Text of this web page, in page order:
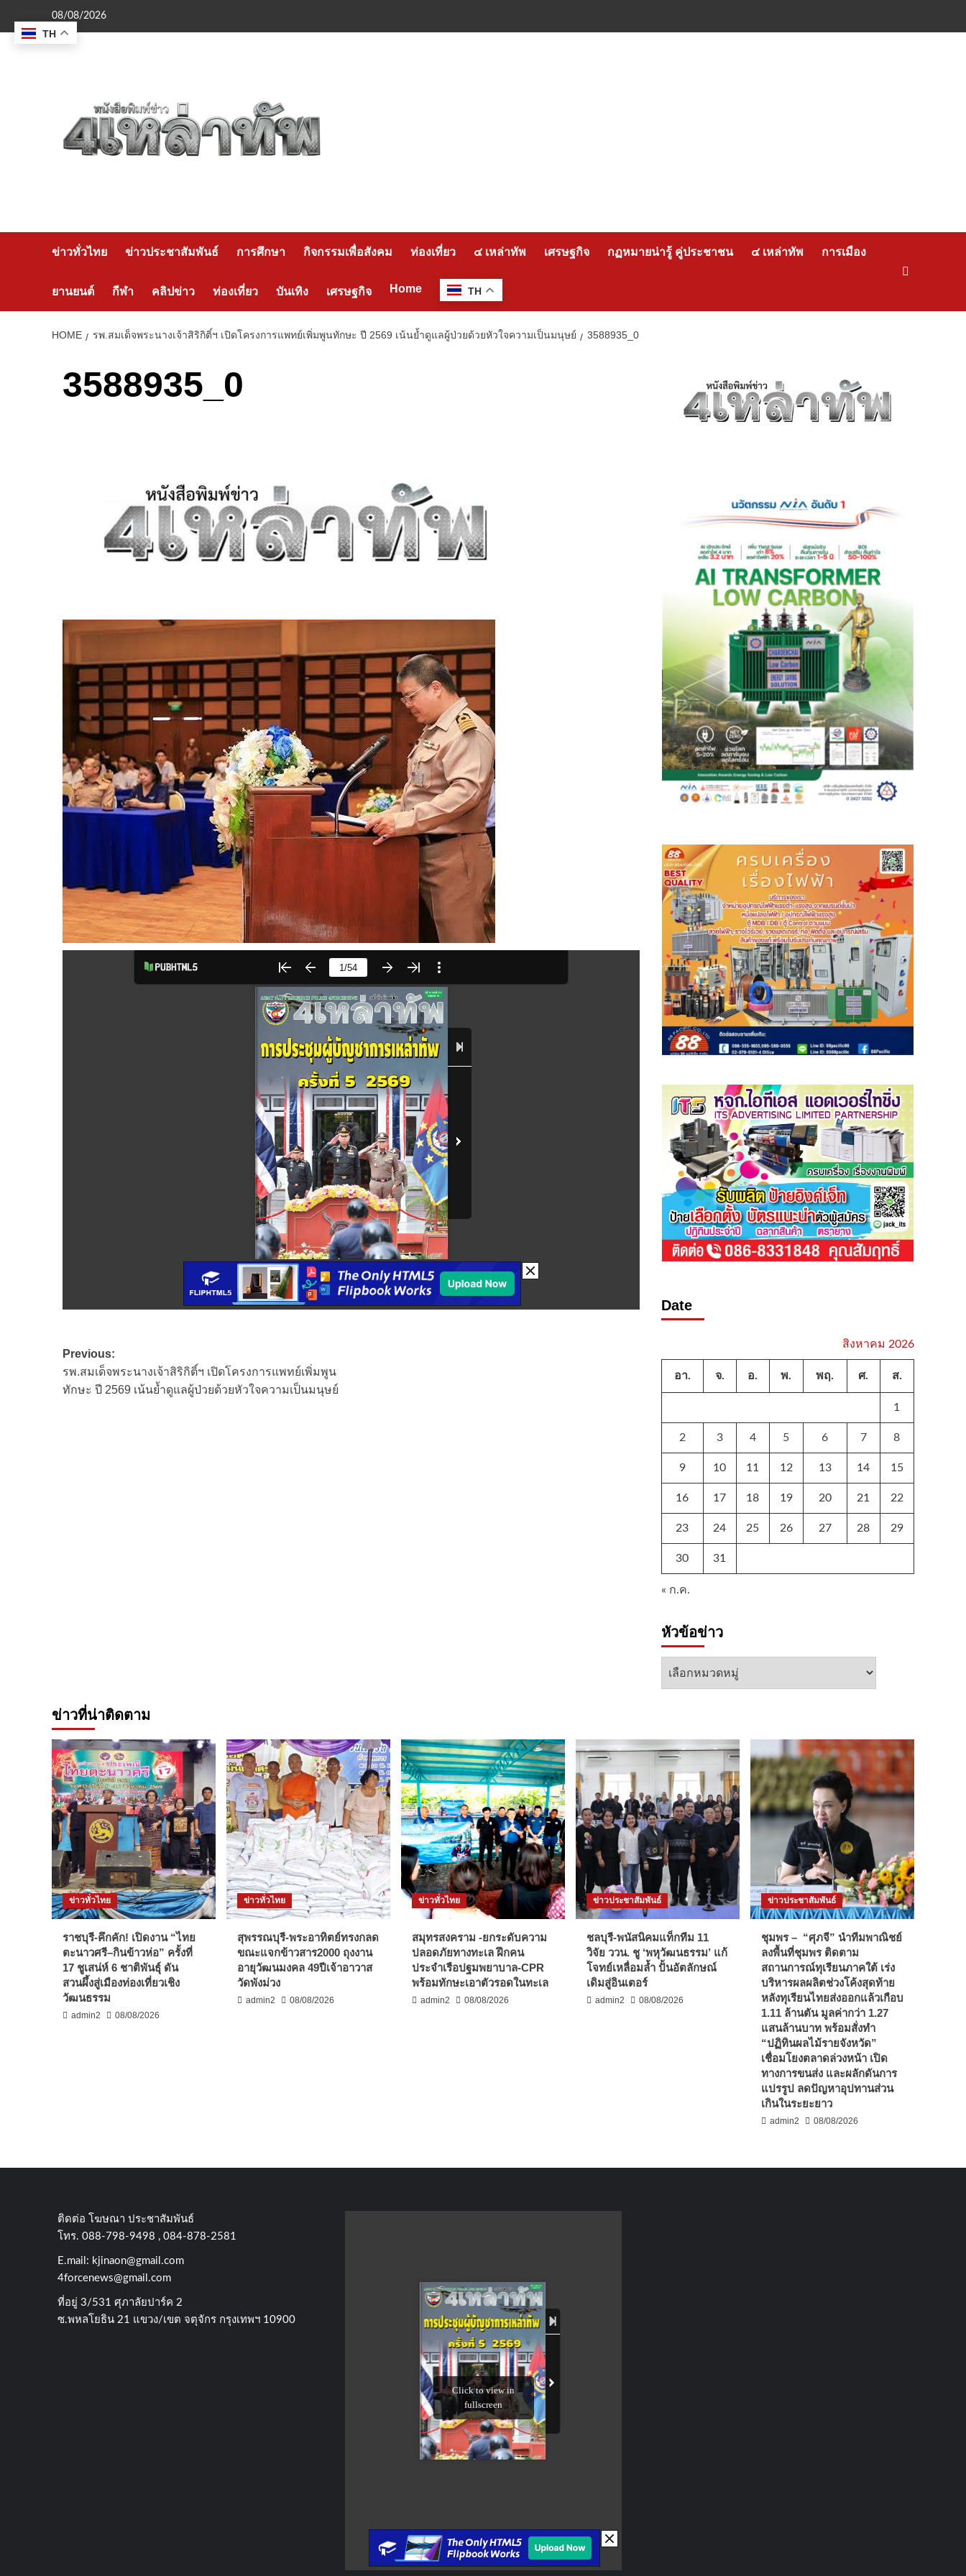
content
08/08/2026
ข่าวทั่วไทย ข่าวประชาสัมพันธ์ การศึกษา กิจกรรมเพื่อสังคม ท่องเที่ยว ๔ เหล่าทัพ เศรษฐกิจ กฏหมายน่ารู้ คู่ประชาชน ๔ เหล่าทัพ การเมือง
ยานยนต์ กีฬา คลิปข่าว ท่องเที่ยว บันเทิง เศรษฐกิจ Home TH
HOME รพ.สมเด็จพระนางเจ้าสิริกิติ์ฯ เปิดโครงการแพทย์เพิ่มพูนทักษะ ปี 2569 เน้นย้ำดูแลผู้ป่วยด้วยหัวใจความเป็นมนุษย์ 3588935_0
3588935_0
Post
navigation
Previous:
รพ.สมเด็จพระนางเจ้าสิริกิติ์ฯ เปิดโครงการแพทย์เพิ่มพูน
ทักษะ ปี 2569 เน้นย้ำดูแลผู้ป่วยด้วยหัวใจความเป็นมนุษย์
Date
สิงหาคม 2026
อา. จ. อ. พ. พฤ. ศ. ส.
1
2 3 4 5 6 7 8
9 10 11 12 13 14 15
16 17 18 19 20 21 22
23 24 25 26 27 28 29
30 31
« ก.ค.
หัวข้อข่าว
หัวข้อ
ข่าวที่น่าติดตาม
ข่าวทั่วไทย
ราชบุรี-คึกคัก! เปิดงาน “ไทย
ตะนาวศรี–กินข้าวห่อ” ครั้งที่
17 ชูเสน่ห์ 6 ชาติพันธุ์ ดัน
สวนผึ้งสู่เมืองท่องเที่ยวเชิง
วัฒนธรรม
admin2 08/08/2026
ข่าวทั่วไทย
สุพรรณบุรี-พระอาทิตย์ทรงกลด
ขณะแจกข้าวสาร2000 ถุงงาน
อายุวัฒนมงคล 49ปีเจ้าอาวาส
วัดพังม่วง
admin2 08/08/2026
ข่าวทั่วไทย
สมุทรสงคราม -ยกระดับความ
ปลอดภัยทางทะเล ฝึกคน
ประจำเรือปฐมพยาบาล-CPR
พร้อมทักษะเอาตัวรอดในทะเล
admin2 08/08/2026
ข่าวประชาสัมพันธ์
ชลบุรี-พนัสนิคมแท็กทีม 11
วิจัย ววน. ชู ‘พหุวัฒนธรรม’ แก้
โจทย์เหลื่อมล้ำ ปั้นอัตลักษณ์
เดิมสู่อินเตอร์
admin2 08/08/2026
ข่าวประชาสัมพันธ์
ชุมพร – “ศุภจี” นำทีมพาณิชย์
ลงพื้นที่ชุมพร ติดตาม
สถานการณ์ทุเรียนภาคใต้ เร่ง
บริหารผลผลิตช่วงโค้งสุดท้าย
หลังทุเรียนไทยส่งออกแล้วเกือบ
1.11 ล้านตัน มูลค่ากว่า 1.27
แสนล้านบาท พร้อมสั่งทำ
“ปฏิทินผลไม้รายจังหวัด”
เชื่อมโยงตลาดล่วงหน้า เปิด
ทางการขนส่ง และผลักดันการ
แปรรูป ลดปัญหาอุปทานส่วน
เกินในระยะยาว
admin2 08/08/2026
ติดต่อ​ โฆษณา​ ประชาสัมพันธ์
โทร​. 088-798-9498 , 084-878-2581
E.mail: kjinaon@gmail.com
4forcenews@gmail.com
ที่อยู่​ 3/531​ ศุภาลัยปาร์ค​ 2
ซ.พหลโยธิน​ 21​ แขวง/เขต​ จตุจักร​ กรุงเทพฯ 10900
TH